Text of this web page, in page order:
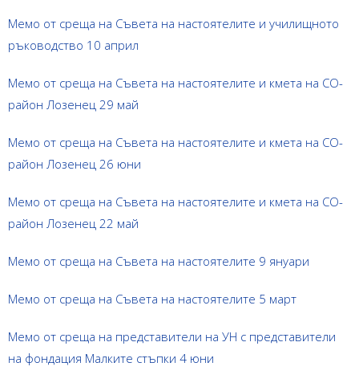
Мемо от среща на Съвета на настоятелите и училищното
ръководство 10 април
Мемо от среща на Съвета на настоятелите и кмета на СО-
район Лозенец 29 май
Мемо от среща на Съвета на настоятелите и кмета на СО-
район Лозенец 26 юни
Мемо от среща на Съвета на настоятелите и кмета на СО-
район Лозенец 22 май
Мемо от среща на Съвета на настоятелите 9 януари
Мемо от среща на Съвета на настоятелите 5 март
Мемо от среща на представители на УН с представители
на фондация Малките стъпки 4 юни